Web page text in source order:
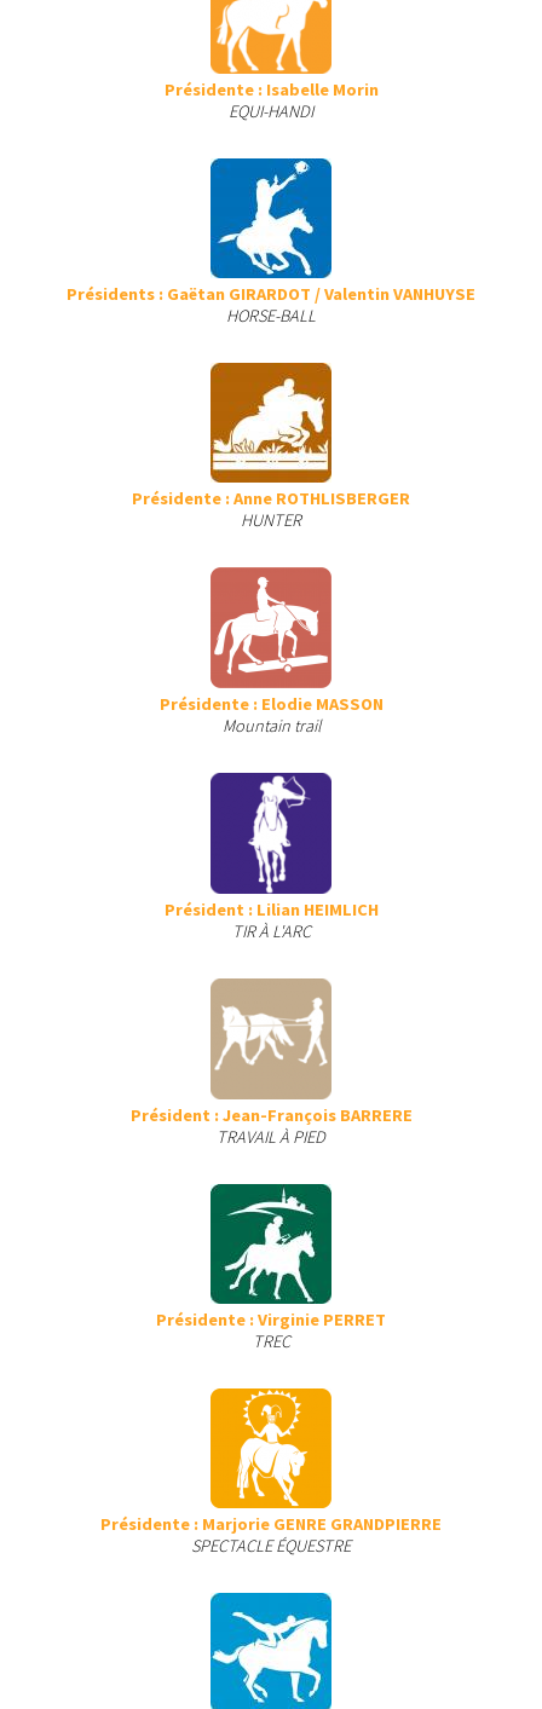
Présidente : Isabelle Morin
EQUI-HANDI
Présidents : Gaëtan GIRARDOT / Valentin VANHUYSE
HORSE-BALL
Présidente : Anne ROTHLISBERGER
HUNTER
Présidente : Elodie MASSON
Mountain trail
Président : Lilian HEIMLICH
TIR À L'ARC
Président : Jean-François BARRERE
TRAVAIL À PIED
Présidente : Virginie PERRET
TREC
Présidente : Marjorie GENRE GRANDPIERRE
SPECTACLE ÉQUESTRE